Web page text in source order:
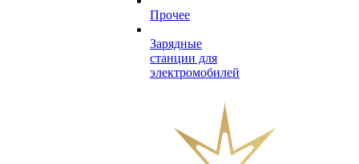
Прочее
Зарядные
станции для
электромобилей